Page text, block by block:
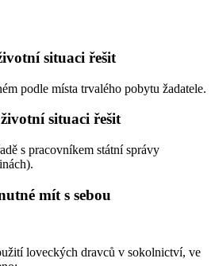
situaci řešit
podle místa trvalého pobytu žadatele.
situaci řešit
s pracovníkem státní správy
mít s sebou
loveckých dravců v sokolnictví, ve